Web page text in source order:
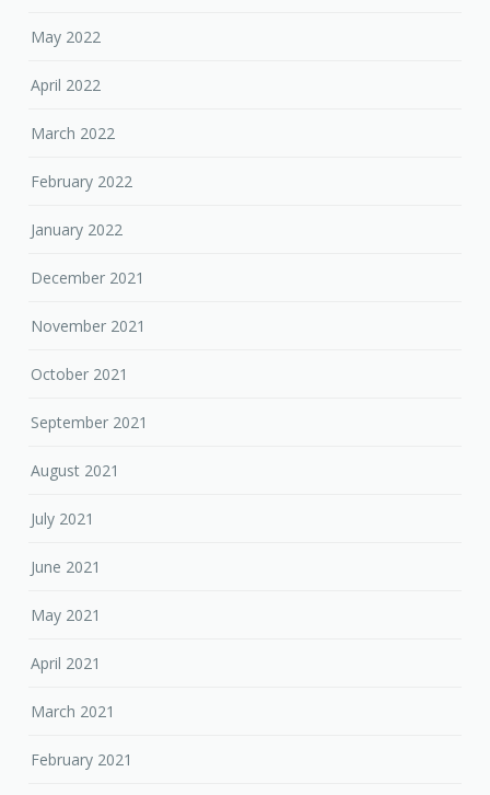
May 2022
April 2022
March 2022
February 2022
January 2022
December 2021
November 2021
October 2021
September 2021
August 2021
July 2021
June 2021
May 2021
April 2021
March 2021
February 2021